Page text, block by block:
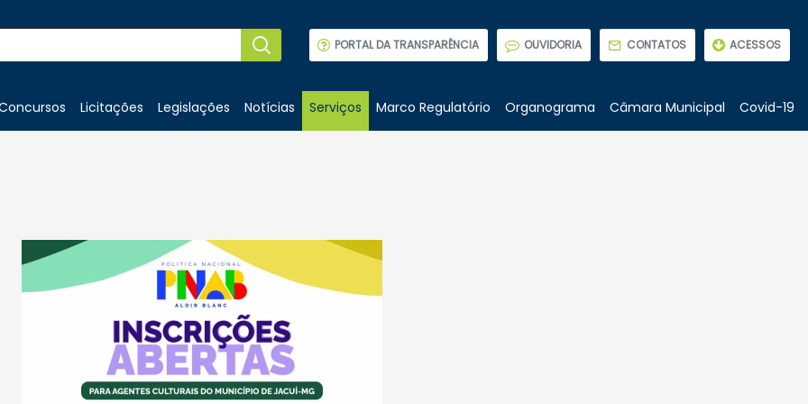
PORTAL DA TRANSPARÊNCIA OUVIDORIA CONTATOS ACESSOS
Licitações Legislações Notícias Serviços Marco Regulatório Organograma Câmara Municipal Covid-19